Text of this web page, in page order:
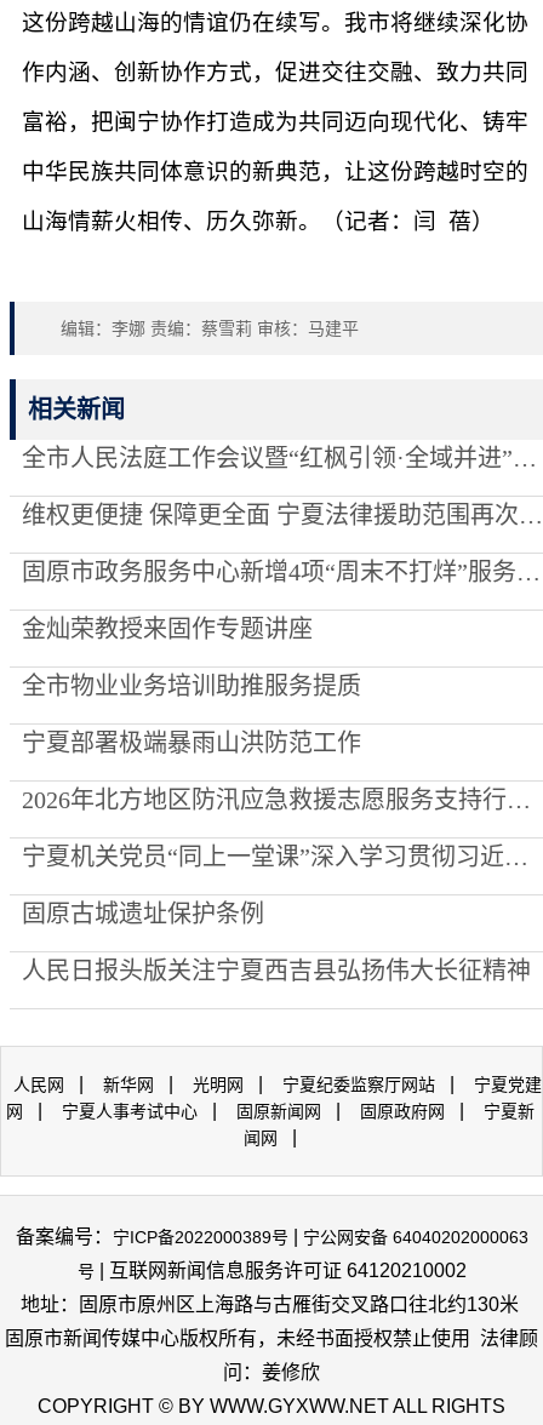
这份跨越山海的情谊仍在续写。我市将继续深化协
作内涵、创新协作方式，促进交往交融、致力共同
富裕，把闽宁协作打造成为共同迈向现代化、铸牢
中华民族共同体意识的新典范，让这份跨越时空的
山海情薪火相传、历久弥新。（记者：闫 蓓）
编辑：李娜 责编：蔡雪莉 审核：马建平
相关新闻
全市人民法庭工作会议暨“红枫引领·全域并进”项目创建推进会召开
维权更便捷 保障更全面 宁夏法律援助范围再次“扩容”
固原市政务服务中心新增4项“周末不打烊”服务事项
金灿荣教授来固作专题讲座
全市物业业务培训助推服务提质
宁夏部署极端暴雨山洪防范工作
2026年北方地区防汛应急救援志愿服务支持行动走进泾源县
宁夏机关党员“同上一堂课”深入学习贯彻习近平党建思想
固原古城遗址保护条例
人民日报头版关注宁夏西吉县弘扬伟大长征精神
人民网 新华网 光明网 宁夏纪委监察厅网站
宁夏党建
网
宁夏人事考试中心 固原新闻网 固原政府网
宁夏新
闻网
备案编号： 宁ICP备2022000389号
宁公网安备 64040202000063
号 | 互联网新闻信息服务许可证 64120210002
地址：固原市原州区上海路与古雁街交叉路口往北约130米
固原市新闻传媒中心版权所有，未经书面授权禁止使用 法律顾
问：姜修欣
COPYRIGHT © BY WWW.GYXWW.NET ALL RIGHTS